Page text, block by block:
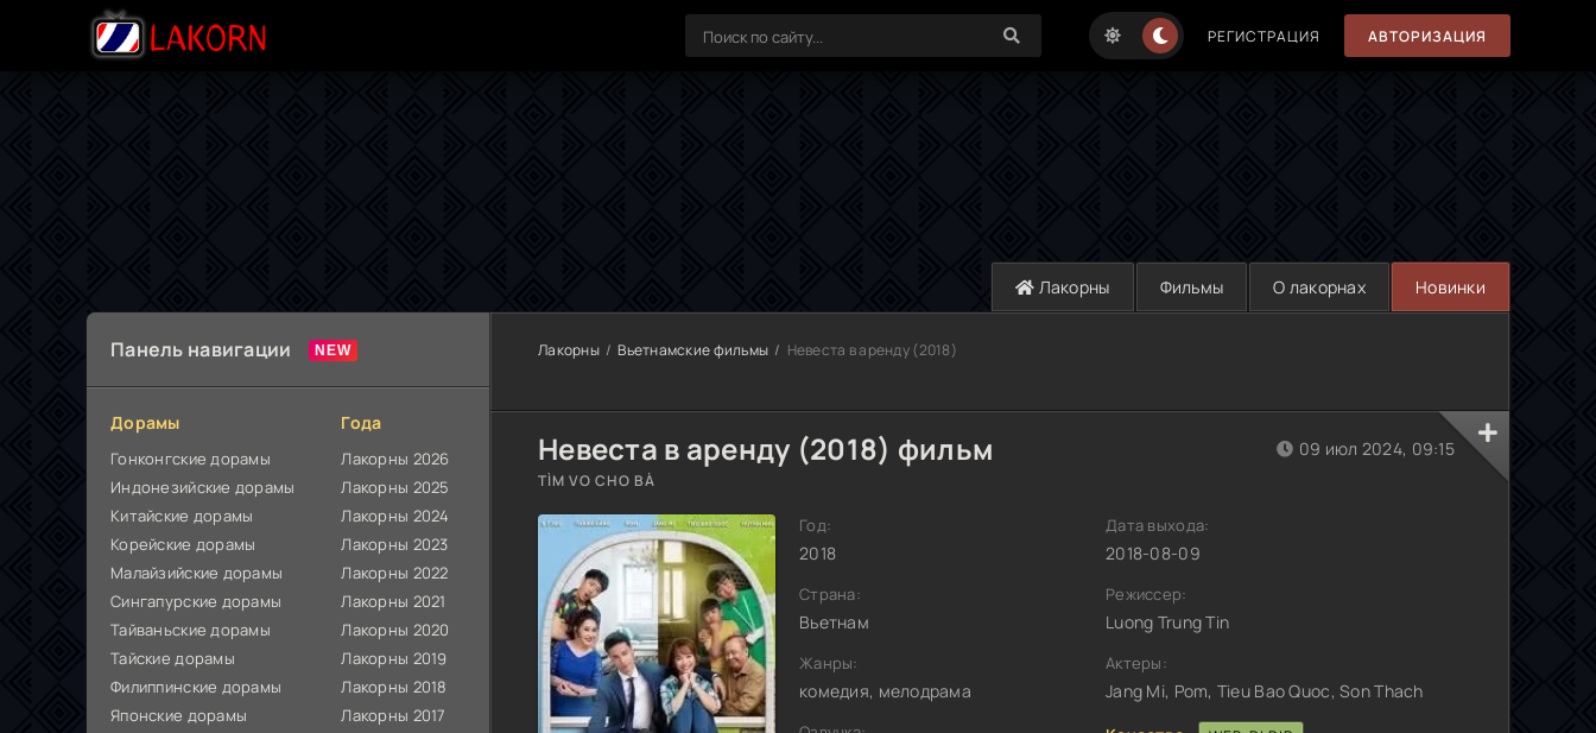
РЕГИСТРАЦИЯ АВТОРИЗАЦИЯ
Лакорны Фильмы О лакорнах Новинки
Панель навигации
Дорамы
Гонконгские дорамы
Индонезийские дорамы
Китайские дорамы
Корейские дорамы
Малайзийские дорамы
Сингапурские дорамы
Тайваньские дорамы
Тайские дорамы
Филиппинские дорамы
Японские дорамы
Года
Лакорны 2026
Лакорны 2025
Лакорны 2024
Лакорны 2023
Лакорны 2022
Лакорны 2021
Лакорны 2020
Лакорны 2019
Лакорны 2018
Лакорны 2017
Лакорны Вьетнамские фильмы Невеста в аренду (2018)
Невеста в аренду (2018) фильм
TÌM VO CHO BÀ
Год:
2018
Страна:
Вьетнам
Жанры:
комедия, мелодрама
09 июл 2024, 09:15
Дата выхода:
2018-08-09
Режиссер:
Luong Trung Tin
Актеры:
Jang Mi, Pom, Tieu Bao Quoc, Son Thach